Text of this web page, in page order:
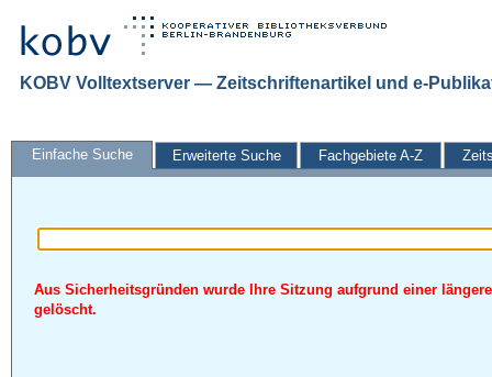
KOBV Volltextserver — Zeitschriftenartikel und e-
Einfache Suche Erweiterte Suche Fachgebiete A-Z
Aus Sicherheitsgründen wurde Ihre Sitzung aufgrund einer
gelöscht.